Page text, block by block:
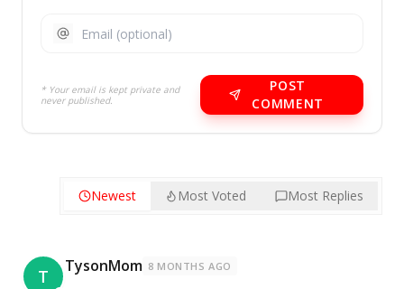
* Your email is kept private and
never published.
POST
COMMENT
Newest Most Voted Most Replies
T TysonMom 8 MONTHS AGO